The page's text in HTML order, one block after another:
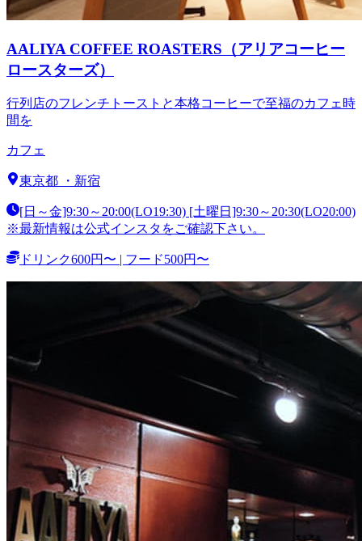
AALIYA COFFEE ROASTERS（アリアコーヒー
ロースターズ）
行列店のフレンチトーストと本格コーヒーで至福のカフェ時
間を
カフェ
東京都 ・ 新宿
[日～金]9:30～20:00(LO19:30) [土曜日]9:30～20:30(LO20:00)
※最新情報は公式インスタをご確認下さい。
ドリンク600円〜 | フード500円〜